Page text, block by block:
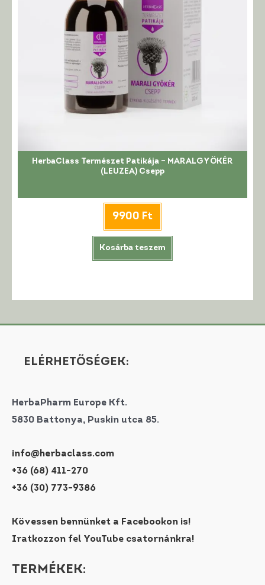
HerbaClass Természet Patikája – MARALGYÖKÉR
(LEUZEA) Csepp
9900 Ft
Kosárba teszem
ELÉRHETŐSÉGEK:
HerbaPharm Europe Kft.
5830 Battonya, Puskin utca 85.
info@herbaclass.com
+36 (68) 411-270
+36 (30) 773-9386
Kövessen bennünket a Facebookon is!
Iratkozzon fel YouTube csatornánkra!
TERMÉKEK: